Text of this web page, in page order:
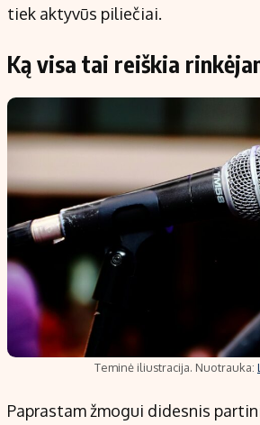
tiek aktyvūs piliečiai.
Ką visa tai reiškia
Teminė iliustracija. Nuotrauka:
Paprastam žmogui didesnis